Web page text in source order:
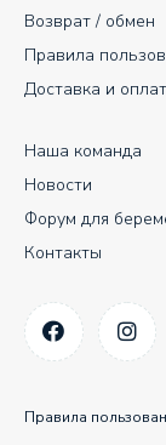
Правила
Наша команда
Новости
Форум для
Контакты
Возврат / обмен
Правила
Доставка и